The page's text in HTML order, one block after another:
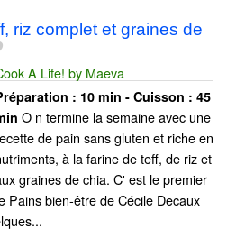
riz complet et graines de
A Life! by Maeva
: 10 min - Cuisson : 45
O n termine la semaine avec une
de pain sans gluten et riche en
à la farine de teff, de riz et
graines de chia. C' est le premier
Pains bien-être de Cécile Decaux